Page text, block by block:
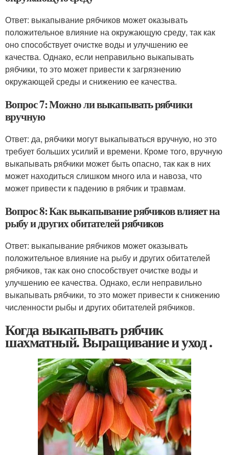
Ответ: выкапывание рябчиков может оказывать
положительное влияние на окружающую среду, так как
оно способствует очистке воды и улучшению ее
качества. Однако, если неправильно выкапывать
рябчики, то это может привести к загрязнению
окружающей среды и снижению ее качества.
Вопрос 7: Можно ли выкапывать рябчики
вручную
Ответ: да, рябчики могут выкапываться вручную, но это
требует больших усилий и времени. Кроме того, вручную
выкапывать рябчики может быть опасно, так как в них
может находиться слишком много ила и навоза, что
может привести к падению в рябчик и травмам.
Вопрос 8: Как выкапывание рябчиков влияет на
рыбу и других обитателей рябчиков
Ответ: выкапывание рябчиков может оказывать
положительное влияние на рыбу и других обитателей
рябчиков, так как оно способствует очистке воды и
улучшению ее качества. Однако, если неправильно
выкапывать рябчики, то это может привести к снижению
численности рыбы и других обитателей рябчиков.
Когда выкапывать рябчик
шахматный. Выращивание и уход .